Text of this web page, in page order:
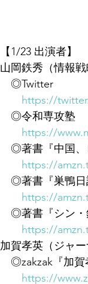
【1/23 出演者】
山岡鉄秀（情報
◎Twitter
https://
◎令和専攻塾
https://
◎著書『中国、
https://
◎著書『巣鴨日
https://
◎著書『シン・
https://
加賀孝英（ジャー
◎zakzak『加賀
https://